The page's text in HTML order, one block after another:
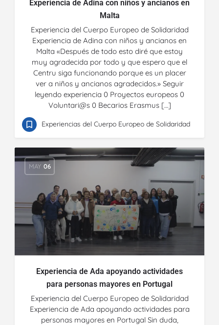
Experiencia de Adina con niños y ancianos en
Malta
Experiencia del Cuerpo Europeo de Solidaridad
Experiencia de Adina con niños y ancianos en
Malta «Después de todo esto diré que estoy
muy agradecida por todo y que espero que el
Centru siga funcionando porque es un placer
ver a niños y ancianos agradecidos.» Seguir
leyendo experiencia 0 Proyectos europeos 0
Voluntari@s 0 Becarios Erasmus […]
Experiencias del Cuerpo Europeo de Solidaridad
MAY 06
Experiencia de Ada apoyando actividades
para personas mayores en Portugal
Experiencia del Cuerpo Europeo de Solidaridad
Experiencia de Ada apoyando actividades para
personas mayores en Portugal Sin duda,